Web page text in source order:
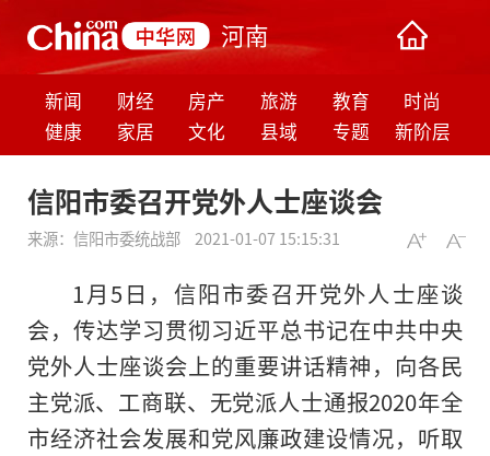
河南
新闻 财经 房产 旅游 教育
时尚
健康
家居 文化 县域 专题 新阶层
信阳市委召开党外人士座谈会
来源： 信阳市委统战部 2021-01-07 15:15:31
1月5日，信阳市委召开党外人士座谈
会，传达学习贯彻习近平总书记在中共中央
党外人士座谈会上的重要讲话精神，向各民
主党派、工商联、无党派人士通报2020年全
市经济社会发展和党风廉政建设情况，听取